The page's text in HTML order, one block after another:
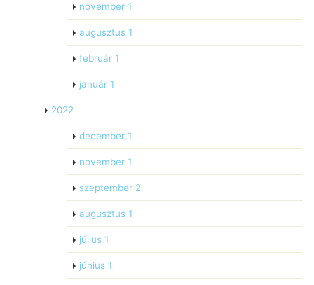
november 1
augusztus 1
február 1
január 1
2022
december 1
november 1
szeptember 2
augusztus 1
július 1
június 1